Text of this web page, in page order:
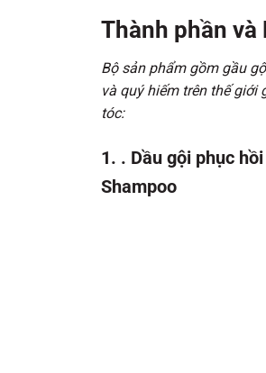
Thành phần và
Bộ sản phẩm gồm gầu
và quý hiếm trên thế giới
tóc:
1. . Dầu gội phục
Shampoo